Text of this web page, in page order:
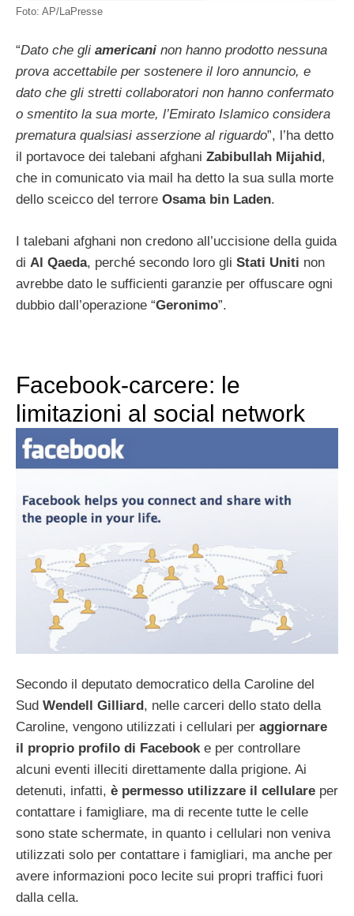
Foto: AP/LaPresse
“Dato che gli americani non hanno prodotto nessuna
prova accettabile per sostenere il loro annuncio, e
dato che gli stretti collaboratori non hanno confermato
o smentito la sua morte, l’Emirato Islamico considera
prematura qualsiasi asserzione al riguardo”, l’ha detto
il portavoce dei talebani afghani Zabibullah Mijahid,
che in comunicato via mail ha detto la sua sulla morte
dello sceicco del terrore Osama bin Laden.
I talebani afghani non credono all’uccisione della guida
di Al Qaeda, perché secondo loro gli Stati Uniti non
avrebbe dato le sufficienti garanzie per offuscare ogni
dubbio dall’operazione “Geronimo”.
Facebook-carcere: le
limitazioni al social network
Secondo il deputato democratico della Caroline del
Sud Wendell Gilliard , nelle carceri dello stato della
Caroline, vengono utilizzati i cellulari per aggiornare
il proprio profilo di Facebooke per controllare
alcuni eventi illeciti direttamente dalla prigione. Ai
detenuti, infatti, è permesso utilizzare il cellulare per
contattare i famigliare, ma di recente tutte le celle
sono state schermate, in quanto i cellulari non veniva
utilizzati solo per contattare i famigliari, ma anche per
avere informazioni poco lecite sui propri traffici fuori
dalla cella.